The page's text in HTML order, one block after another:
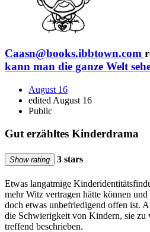
Caasn@books.ibbtown.com
kann man die ganze Welt
August 16
edited August 16
Public
Gut erzähltes Kinderdrama
Show rating 3 stars
Etwas langatmige
mehr Witz vertragen hätte können
doch etwas unbefriedigend offen ist.
die Schwierigkeit von Kindern, sie zu
treffend beschrieben.